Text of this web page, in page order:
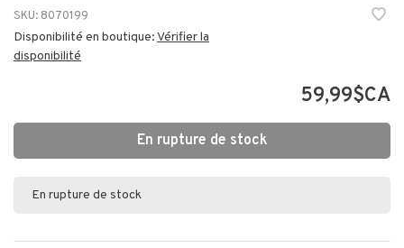
SKU: 8070199
Disponibilité en boutique:Vérifier la
disponibilité
59,99$CA
En rupture de stock
En rupture de stock